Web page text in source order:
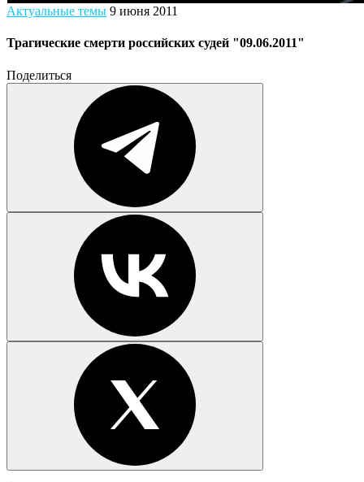
Актуальные темы 9 июня 2011
Трагические смерти российских судей "09.06.2011"
Поделиться